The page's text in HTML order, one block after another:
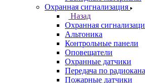
Охранная сигнализация
Назад
Охранная
Альтоника
Контрольные панели
Оповещатели
Охранные датчики
Передача по
Пожарные датчики